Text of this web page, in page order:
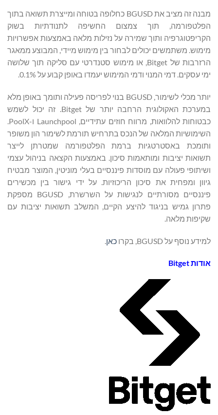
מבנה זה מציב את BGUSD כחלופה בטוחה ומייצרת תשואה בתוך
הפלטפורמה, תוך צמצום החשיפה לתנודתיות בשוק
הקריפטוגרפיה ותוך שמירה על נזילות מלאה באמצעות אפשרויות
מימוש. משתמשים יכולים לבחור בין מימוש מיידי, המבוצע ממאגר
הרזרבות של Bitget, או מימוש סטנדרטי עם סליקה תוך שלושה
ימי עסקים. דמי המנוי ודמי המימוש יעמדו באופן קבוע על 0.1%.
יותר מכלי לשימור, BGUSD בנוי לפריסה פעילה ותומך באופן מלא
במערכת האקולוגית הרחבה יותר של Bitget. זה יכול לשמש
כבטוחות להלוואות, מרווח חוזים עתידיים, Launchpool ו-PoolX.
השימושיות המלאה של הנכס בתרחיש תורמת לשימור הון משופר
ותומכת באסטרטגיות ברמת הפלטפורמה שמטרתן לייצר
תשואות יציבות ומותאמות סיכון. באמצעות הקצאה בניהול עצמי
ושיתופי פעולה עם מוסדות פיננסיים בעלי מוניטין, המוצר מבטיח
גיוון ומפחית את סיכון הריכוזיות. על ידי גישור בין מכשירים
פיננסיים מסורתיים לנגישות על השרשרת, BGUSD מספקת
פתרון גמיש בניגוד להיצע הקיים, המשלב תשואות יציבות עם
שקיפות מלאה.
למידע נוסף על BGUSD, בקרו כאן
אודותBitget